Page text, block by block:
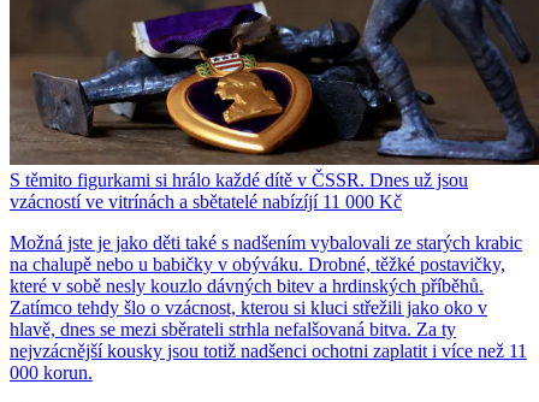
S těmito figurkami si hrálo každé dítě v ČSSR. Dnes už jsou
vzácností ve vitrínách a sbětatelé nabízíjí 11 000 Kč
Možná jste je jako děti také s nadšením vybalovali ze starých krabic
na chalupě nebo u babičky v obýváku. Drobné, těžké postavičky,
které v sobě nesly kouzlo dávných bitev a hrdinských příběhů.
Zatímco tehdy šlo o vzácnost, kterou si kluci střežili jako oko v
hlavě, dnes se mezi sběrateli strhla nefalšovaná bitva. Za ty
nejvzácnější kousky jsou totiž nadšenci ochotni zaplatit i více než 11
000 korun.